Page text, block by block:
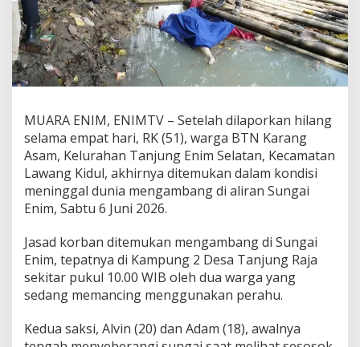
N
K
a
r
a
s
a
m
D
i
t
u
a
n
M
n
MUARA ENIM, ENIMTV – Setelah dilaporkan hilang
selama empat hari, RK (51), warga BTN Karang
Asam, Kelurahan Tanjung Enim Selatan, Kecamatan
Lawang Kidul, akhirnya ditemukan dalam kondisi
meninggal dunia mengambang di aliran Sungai
Enim, Sabtu 6 Juni 2026.
Jasad korban ditemukan mengambang di Sungai
Enim, tepatnya di Kampung 2 Desa Tanjung Raja
sekitar pukul 10.00 WIB oleh dua warga yang
sedang memancing menggunakan perahu.
Kedua saksi, Alvin (20) dan Adam (18), awalnya